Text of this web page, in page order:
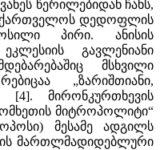
წერილებიდან ჩანს,
დედოფლის
პირი. ანისის
გავლენიანი
მსხვილი
„ზარიშთიანი,
[4]. მირონკურთხევის
მიტროპოლიტი“
მესამე ადგილს
მართლმადიდებლური